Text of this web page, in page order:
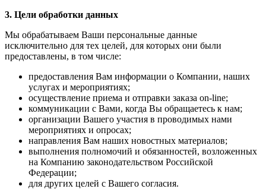
3. Цели обработки данных
Мы обрабатываем Ваши персональные данные
исключительно для тех целей, для которых они были
предоставлены, в том числе:
предоставления Вам информации о Компании, наших
услугах и мероприятиях;
осуществление приема и отправки заказа on-line;
коммуникации с Вами, когда Вы обращаетесь к нам;
организации Вашего участия в проводимых нами
мероприятиях и опросах;
направления Вам наших новостных материалов;
выполнения полномочий и обязанностей, возложенных
на Компанию законодательством Российской
Федерации;
для других целей с Вашего согласия.